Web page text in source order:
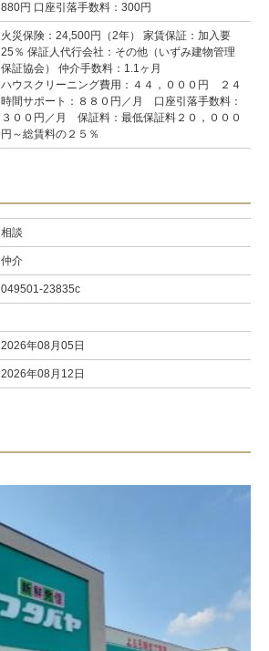
880円 口座引落手数料：300円
火災保険：24,500円（2年） 家賃保証：加入要
25％ 保証人代行会社：その他（いずみ建物管理
保証協会） 仲介手数料：1.1ヶ月
ハウスクリーニング費用：４４，０００円 ２４
時間サポート：８８０円／月 口座引落手数料：
３００円／月 保証料：最低保証料２０，０００
円～総賃料の２５％
相談
仲介
049501-23835c
2026年08月05日
2026年08月12日